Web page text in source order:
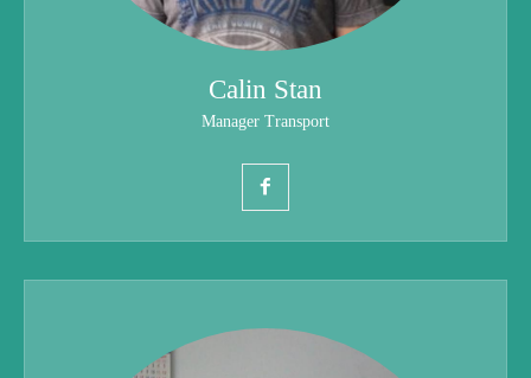
Calin Stan
Manager Transport